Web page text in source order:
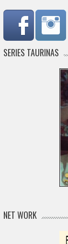
SERIES TAURINAS
NET WORK